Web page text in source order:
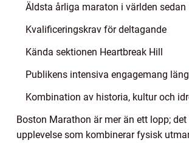
Äldsta årliga maraton i världen sedan
Kvalificeringskrav för deltagande
Kända sektionen Heartbreak Hill
Publikens intensiva engagemang
Kombination av historia, kultur och
Boston Marathon är mer än ett lopp; det
upplevelse som kombinerar fysisk